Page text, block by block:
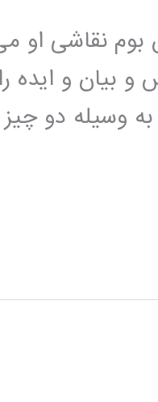
نقاشی او
بیان و ایده
وسیله دو